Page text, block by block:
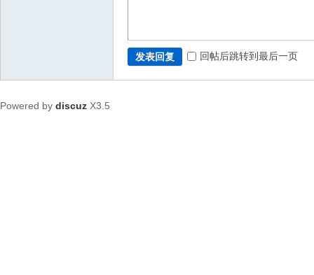
发表回复 回帖后跳转到最后一页
Powered by discuz X3.5